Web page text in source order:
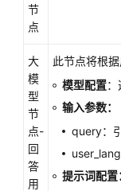
节
点
大
模
型
节
点-
回
答
用
此节点将根
模型配置
输入参数：
query：
提示词配置